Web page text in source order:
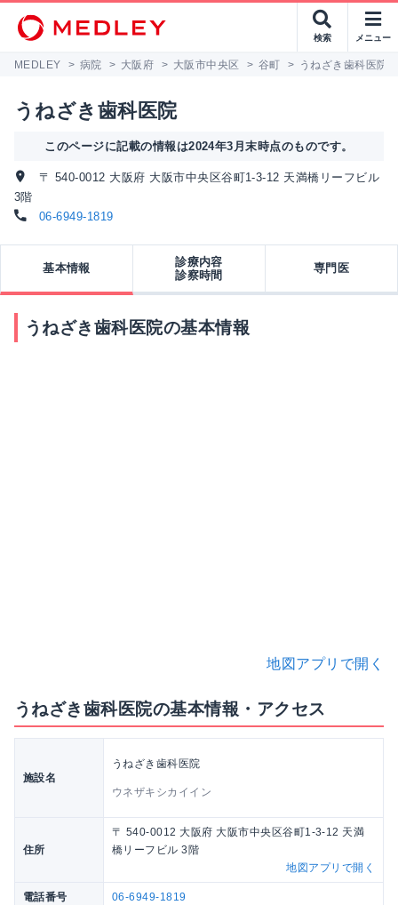
検索 メニュー
MEDLEY > 病院 > 大阪府 > 大阪市中央区 > 谷町 > うねざき歯科医院
うねざき歯科医院
このページに記載の情報は2024年3月末時点のものです。
〒 540-0012 大阪府 大阪市中央区谷町1-3-12 天満橋リーフビル
3階
06-6949-1819
基本情報
診療内容
診察時間
専門医
うねざき歯科医院の基本情報
地図アプリで開く
うねざき歯科医院の基本情報・アクセス
施設名
うねざき歯科医院
ウネザキシカイイン
住所
〒 540-0012 大阪府 大阪市中央区谷町1-3-12 天満
橋リーフビル 3階
地図アプリで開く
電話番号 06-6949-1819